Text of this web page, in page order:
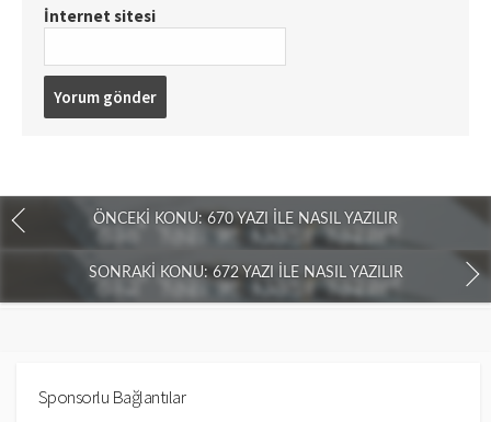
İnternet sitesi
ÖNCEKI KONU: 670 YAZI İLE NASIL YAZILIR
SONRAKI KONU: 672 YAZI İLE NASIL YAZILIR
Sponsorlu Bağlantılar